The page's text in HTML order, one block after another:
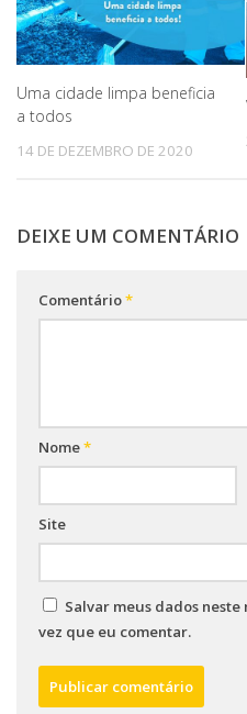
Uma cidade limpa beneficia
a todos
14 DE DEZEMBRO DE 2020
DEIXE UM COMENTÁRIO
Comentário*
Nome*
Site
Salvar meus dados
vez que eu comentar.